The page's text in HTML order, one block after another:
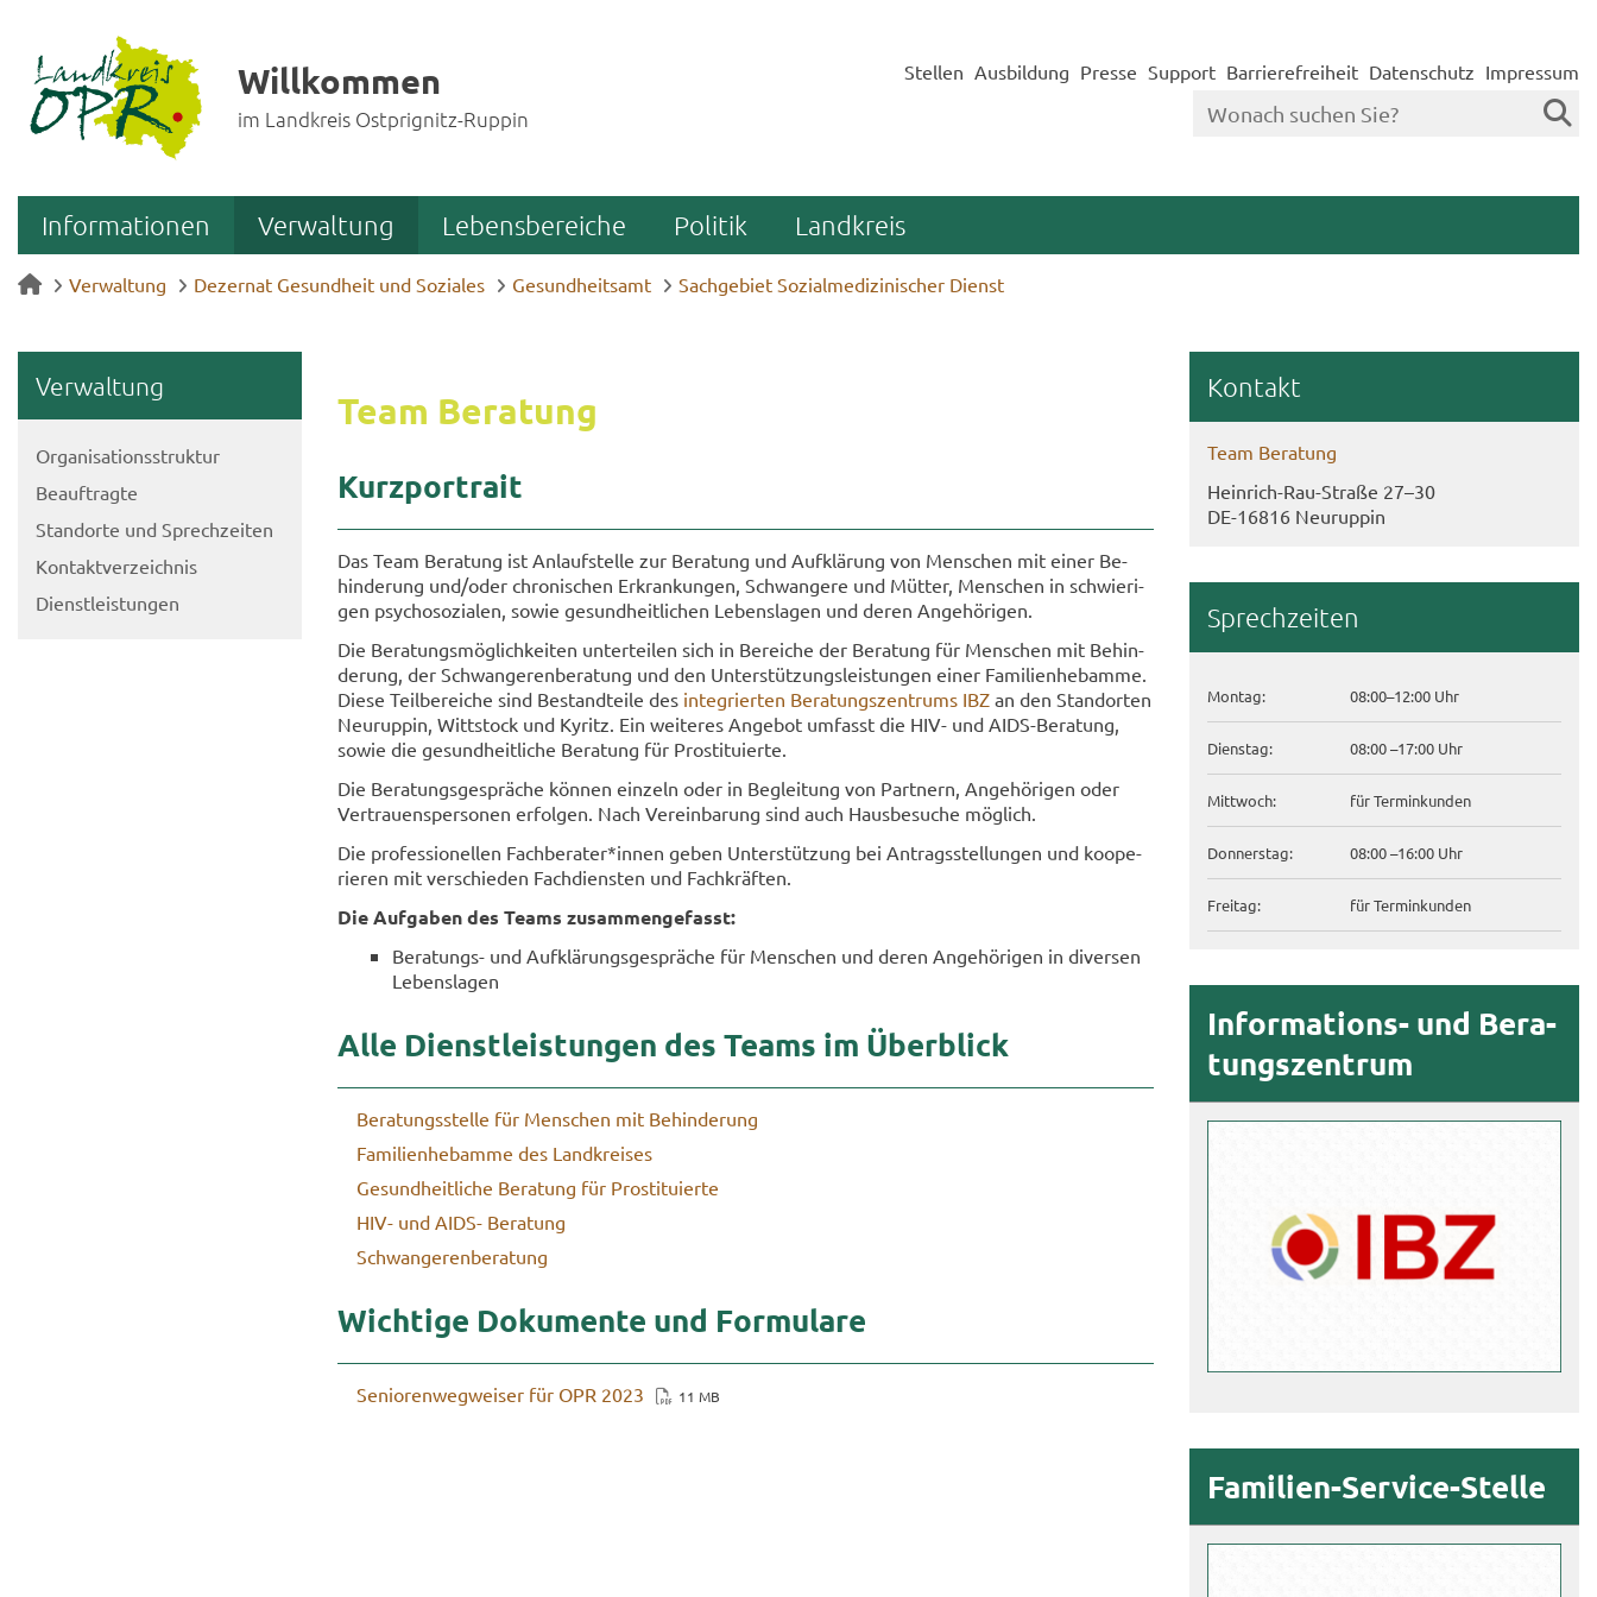
Willkommen
im Landkreis Ostprignitz-Ruppin
Stellen Ausbildung Presse Support Barrierefreiheit Datenschutz Impressum
Informationen Verwaltung Lebensbereiche Politik Landkreis
Verwaltung Dezernat Gesundheit und Soziales Gesundheitsamt Sachgebiet Sozialmedizinischer Dienst
Ver­wal­tung
Or­ga­ni­sa­ti­ons­struk­tur
Be­auf­trag­te
Stand­or­te und Sprech­zei­ten
Kon­takt­ver­zeich­nis
Dienst­leis­tun­gen
Team Be­ra­tung
Kurz­por­trait
Das Team Be­ra­tung ist An­lauf­stel­le zur Be­ra­tung und Auf­klä­rung von Men­schen mit einer Be­
hin­de­rung und/oder chro­ni­schen Er­kran­kun­gen, Schwan­ge­re und Müt­ter, Men­schen in schwie­ri­
gen psy­cho­so­zia­len, sowie ge­sund­heit­li­chen Le­bens­la­gen und deren An­ge­hö­ri­gen.
Die Be­ra­tungs­mög­lich­kei­ten un­ter­tei­len sich in Be­rei­che der Be­ra­tung für Men­schen mit Be­hin­
de­rung, der Schwan­ge­ren­be­ra­tung und den Un­ter­stüt­zungs­leis­tun­gen einer Fa­mi­li­en­heb­am­me.
Diese Teil­be­rei­che sind Be­stand­tei­le des in­te­grier­ten Be­ra­tungs­zen­trums IBZan den Stand­or­ten
Neu­rup­pin, Witt­stock und Ky­ritz. Ein wei­te­res An­ge­bot um­fasst die HIV- und AIDS-​Beratung,
sowie die ge­sund­heit­li­che Be­ra­tung für Pro­sti­tu­ier­te.
Die Be­ra­tungs­ge­sprä­che kön­nen ein­zeln oder in Be­glei­tung von Part­nern, An­ge­hö­ri­gen oder
Ver­trau­ens­per­so­nen er­fol­gen. Nach Ver­ein­ba­rung sind auch Haus­be­su­che mög­lich.
Die pro­fes­sio­nel­len Fach­be­ra­ter*innen geben Un­ter­stüt­zung bei An­trags­stel­lun­gen und ko­ope­
rie­ren mit ver­schie­den Fach­diens­ten und Fach­kräf­ten.
Die Auf­ga­ben des Teams zu­sam­men­ge­fasst:
Beratungs-​ und Auf­klä­rungs­ge­sprä­che für Men­schen und deren An­ge­hö­ri­gen in di­ver­sen
Le­bens­la­gen
Alle Dienst­leis­tun­gen des Teams im Über­blick
Be­ra­tungs­stel­le für Men­schen mit Be­hin­de­rung
Fa­mi­li­en­heb­am­me des Land­krei­ses
Ge­sund­heit­li­che Be­ra­tung für Pro­sti­tu­ier­te
HIV- und AIDS- Be­ra­tung
Schwan­ge­ren­be­ra­tung
Wich­ti­ge Do­ku­men­te und For­mu­la­re
Se­nio­ren­weg­wei­ser für OPR 2023 11 MB
Kon­takt
Team Be­ra­tung
Heinrich-​​Rau-​Straße 27–30
DE-​16816 Neu­rup­pin
Sprech­zei­ten
Mon­tag: 08:00–12:00 Uhr
Diens­tag: 08:00 –17:00 Uhr
Mitt­woch: für Ter­min­kun­den
Don­ners­tag: 08:00 –16:00 Uhr
Frei­tag: für Ter­min­kun­den
Informations-​ und Be­ra­
tungs­zen­trum
Familien-​Service-Stelle